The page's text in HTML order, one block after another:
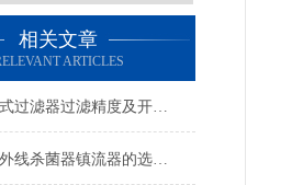
相关文章
ARTICLES
不锈钢袋式过滤器过滤精度及开盖操作指导
过流式紫外线杀菌器镇流器的选用说明